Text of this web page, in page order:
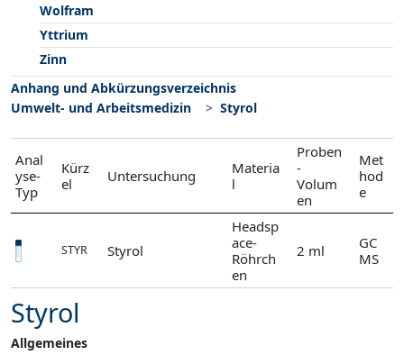
Wolfram
Yttrium
Zinn
Anhang und Abkürzungsverzeichnis
Umwelt- und Arbeitsmedizin
Styrol
Anal
yse-
Typ
Kürz
el
Untersuchung
Materia
l
Proben
-
Volum
en
Met
hod
e
STYR Styrol
Headsp
ace-
Röhrch
en
2 ml
GC
MS
Styrol
Allgemeines